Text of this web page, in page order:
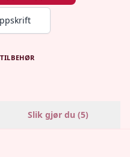
TILBEHØR
Slik gjør du (5)